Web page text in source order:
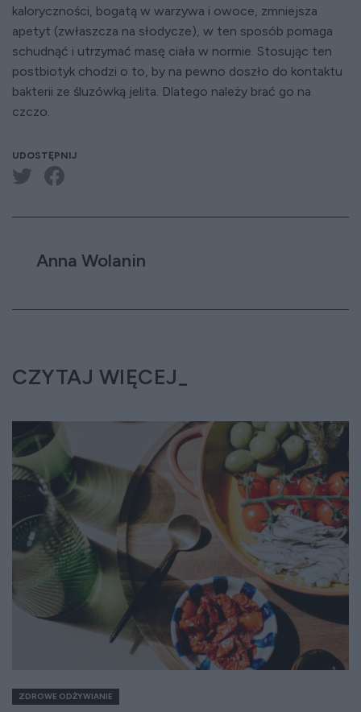
kaloryczności, bogatą w warzywa i owoce, zmniejsza
apetyt (zwłaszcza na słodycze), w ten sposób pomaga
schudnąć i utrzymać masę ciała w normie. Stosując ten
postbiotyk chodzi o to, by na pewno doszło do kontaktu
bakterii ze śluzówką jelita. Dlatego należy brać go na
czczo.
UDOSTĘPNIJ
Anna Wolanin
CZYTAJ WIĘCEJ
ZDROWE ODŻYWIANIE